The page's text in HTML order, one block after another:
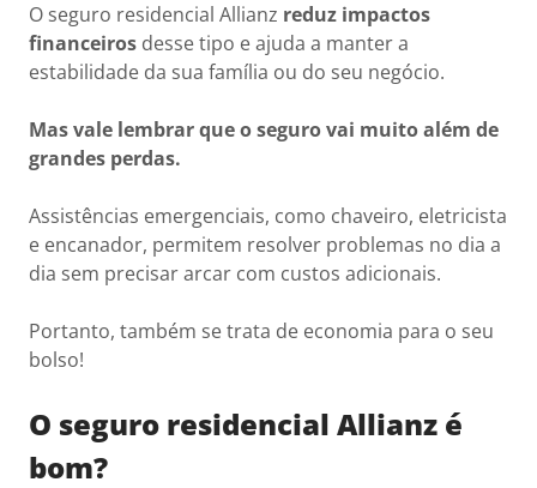
O seguro residencial Allianz reduz impactos
financeiros desse tipo e ajuda a manter a
estabilidade da sua família ou do seu negócio.
Mas vale lembrar que o seguro vai muito além de
grandes perdas.
Assistências emergenciais, como chaveiro, eletricista
e encanador, permitem resolver problemas no dia a
dia sem precisar arcar com custos adicionais.
Portanto, também se trata de economia para o seu
bolso!
O seguro residencial Allianz é
bom?